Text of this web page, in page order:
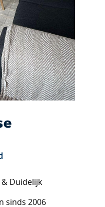
& Duidelijk
sinds 2006